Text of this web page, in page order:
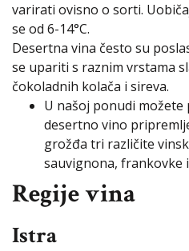
varirati ovisno o sorti.
se od 6-14°C.
Desertna vina često su
se upariti s raznim vrstama
čokoladnih kolača i sireva.
U našoj ponudi
desertno vino
grožđa tri različite
sauvignona, frankovke
Regije vina
Istra